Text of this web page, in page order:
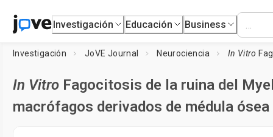
Investigación Educación Business
Investigación JoVE Journal Neurociencia In Vitro
In Vitro Fagocitosis de la ruina del
macrófagos derivados de médula ósea